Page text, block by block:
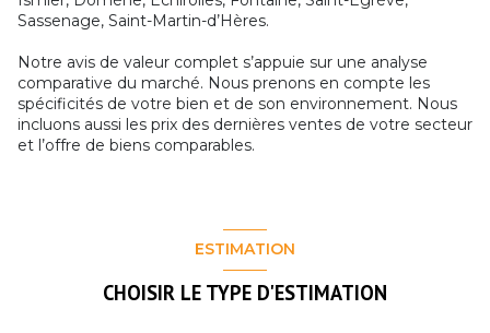
Sassenage, Saint-Martin-d’Hères.
Notre avis de valeur complet s’appuie sur une analyse
comparative du marché. Nous prenons en compte les
spécificités de votre bien et de son environnement. Nous
incluons aussi les prix des dernières ventes de votre secteur
et l’offre de biens comparables.
ESTIMATION
CHOISIR LE TYPE D'ESTIMATION